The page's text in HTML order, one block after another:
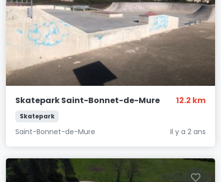
Skatepark Saint-Bonnet-de-Mure 12.2 km
Skatepark
Saint-Bonnet-de-Mure Il y a 2 ans